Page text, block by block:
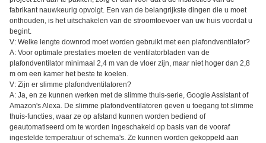
fabrikant nauwkeurig opvolgt. Een van de belangrijkste dingen die u moet
onthouden, is het uitschakelen van de stroomtoevoer van uw huis voordat u
begint.
V: Welke lengte downrod moet worden gebruikt met een plafondventilator?
A: Voor optimale prestaties moeten de ventilatorbladen van de
plafondventilator minimaal 2,4 m van de vloer zijn, maar niet hoger dan 2,8
m om een kamer het beste te koelen.
V: Zijn er slimme plafondventilatoren?
A: Ja, en ze kunnen werken met de slimme thuis-serie, Google Assistant of
Amazon's Alexa. De slimme plafondventilatoren geven u toegang tot slimme
thuis-functies, waar ze op afstand kunnen worden bediend of
geautomatiseerd om te worden ingeschakeld op basis van de vooraf
ingestelde temperatuur of schema's. Ze kunnen worden gekoppeld aan